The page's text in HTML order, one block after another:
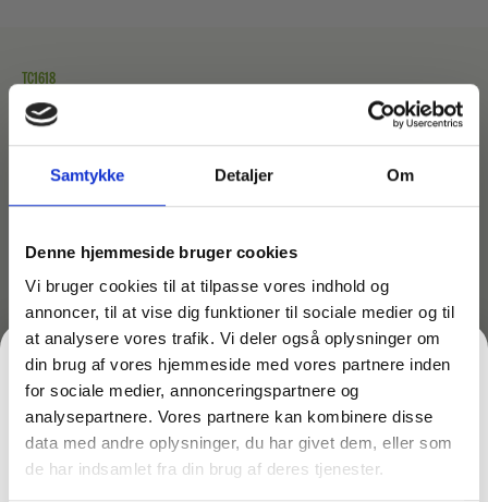
Samtykke Detaljer Om
Denne hjemmeside bruger cookies
Vi bruger cookies til at tilpasse vores indhold og
annoncer, til at vise dig funktioner til sociale medier og til
at analysere vores trafik. Vi deler også oplysninger om
din brug af vores hjemmeside med vores partnere inden
for sociale medier, annonceringspartnere og
analysepartnere. Vores partnere kan kombinere disse
data med andre oplysninger, du har givet dem, eller som
de har indsamlet fra din brug af deres tjenester.
TC1618
Exclusiv 2 spands vogn til klargjorte
mopper med kørehåndtag
4.487,50
3.590,00kr.
kan højdejusteres
Vognen er udstyret med spand til klargøring af mopper og 1
bakke til snavsede mopper
Mål: 65 x 56 x 115 cm
Vægt: 19,5 kg
TILFØJ TIL KURV
FÅ 10% PÅ DIN FØRSTE ORDRE